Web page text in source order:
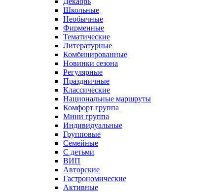
Школьные
Необычные
Фирменные
Тематические
Литературные
Комбинированные
Новинки сезона
Регулярные
Праздничные
Классические
Национальные маршруты
Комфорт группа
Мини группа
Индивидуальные
Групповые
Семейные
С детьми
ВИП
Авторские
Гастрономические
Активные